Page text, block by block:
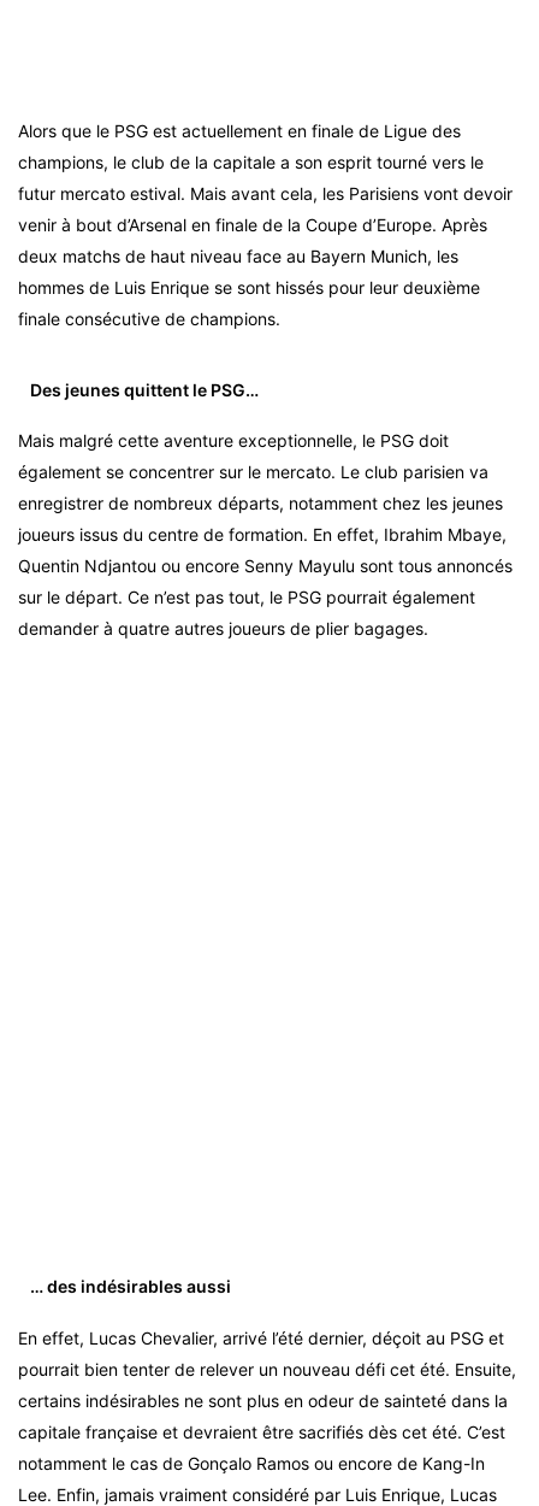
Alors que le PSG est actuellement en finale de Ligue des
champions, le club de la capitale a son esprit tourné vers le
futur mercato estival. Mais avant cela, les Parisiens vont devoir
venir à bout d’Arsenal en finale de la Coupe d’Europe. Après
deux matchs de haut niveau face au Bayern Munich, les
hommes de Luis Enrique se sont hissés pour leur deuxième
finale consécutive de champions.
Des jeunes quittent le PSG…
Mais malgré cette aventure exceptionnelle, le PSG doit
également se concentrer sur le mercato. Le club parisien va
enregistrer de nombreux départs, notamment chez les jeunes
joueurs issus du centre de formation. En effet, Ibrahim Mbaye,
Quentin Ndjantou ou encore Senny Mayulu sont tous annoncés
sur le départ. Ce n’est pas tout, le PSG pourrait également
demander à quatre autres joueurs de plier bagages.
… des indésirables aussi
En effet, Lucas Chevalier, arrivé l’été dernier, déçoit au PSG et
pourrait bien tenter de relever un nouveau défi cet été. Ensuite,
certains indésirables ne sont plus en odeur de sainteté dans la
capitale française et devraient être sacrifiés dès cet été. C’est
notamment le cas de Gonçalo Ramos ou encore de Kang-In
Lee. Enfin, jamais vraiment considéré par Luis Enrique, Lucas